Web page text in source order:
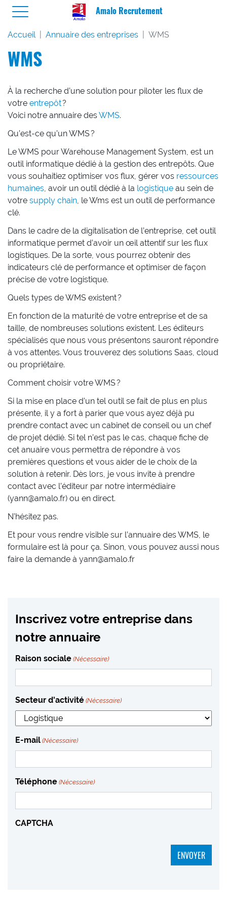
Amalo Recrutement
Accueil Annuaire des entreprises WMS
WMS
À la recherche d’une solution pour piloter les flux de
votre entrepôt?
Voici notre annuaire desWMS.
Qu’est-ce qu’un WMS ?
Le WMS pour Warehouse Management System, est un
outil informatique dédié à la gestion des entrepôts. Que
vous souhaitiez optimiser vos flux, gérer vos ressources
humaines, avoir un outil dédié à la logistique au sein de
votre supply chain, le Wms est un outil de performance
clé.
Dans le cadre de la digitalisation de l’entreprise, cet outil
informatique permet d’avoir un œil attentif sur les flux
logistiques. De la sorte, vous pourrez obtenir des
indicateurs clé de performance et optimiser de façon
précise de votre logistique.
Quels types de WMS existent ?
En fonction de la maturité de votre entreprise et de sa
taille, de nombreuses solutions existent. Les éditeurs
spécialisés que nous vous présentons sauront répondre
à vos attentes. Vous trouverez des solutions Saas, cloud
ou propriétaire.
Comment choisir votre WMS ?
Si la mise en place d’un tel outil se fait de plus en plus
présente, il y a fort à parier que vous ayez déjà pu
prendre contact avec un cabinet de conseil ou un chef
de projet dédié. Si tel n’est pas le cas, chaque fiche de
cet anuaire vous permettra de répondre à vos
premières questions et vous aider de le choix de la
solution à retenir. Dès lors, je vous invite à prendre
contact avec l’éditeur par notre intermédiaire
(yann@amalo.fr) ou en direct.
N’hésitez pas.
Et pour vous rendre visible sur l’annuaire des WMS, le
formulaire est là pour ça. Sinon, vous pouvez aussi nous
faire la demande à yann@amalo.fr
Inscrivez votre entreprise dans
notre annuaire
Raison sociale (Nécessaire)
Secteur d'activité (Nécessaire)
E-mail (Nécessaire)
Téléphone (Nécessaire)
CAPTCHA